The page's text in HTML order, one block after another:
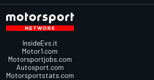
InsideEvs.it
Motor1.com
Motorsportjobs.com
Autosport.com
Motorsportstats.com